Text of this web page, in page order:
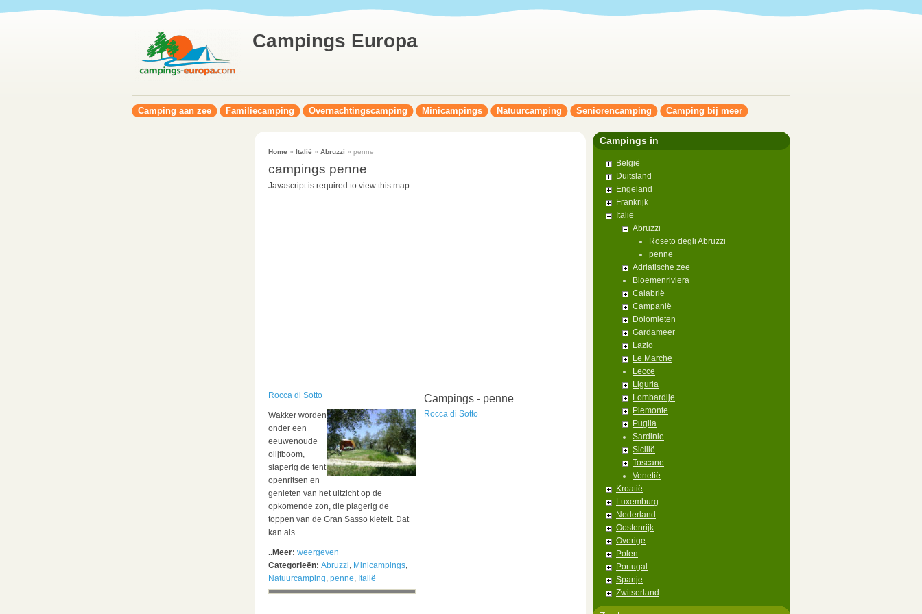
Campings Europa
Camping aan zee Familiecamping Overnachtingscamping Minicampings Natuurcamping Seniorencamping Camping bij meer
Home » Italië » Abruzzi » penne
campings penne
Javascript is required to view this map.
Rocca di Sotto
Wakker worden
onder een
eeuwenoude
olijfboom,
slaperig de tent
openritsen en
genieten van het uitzicht op de
opkomende zon, die plagerig de
toppen van de Gran Sasso kietelt. Dat
kan als
..Meer: weergeven
Categorieën: Abruzzi, Minicampings,
Natuurcamping, penne, Italië
Campings - penne
Rocca di Sotto
Campings in
België
Duitsland
Engeland
Frankrijk
Italië
Abruzzi
Roseto degli Abruzzi
penne
Adriatische zee
Bloemenriviera
Calabrië
Campanië
Dolomieten
Gardameer
Lazio
Le Marche
Lecce
Liguria
Lombardije
Piemonte
Puglia
Sardinie
Sicilië
Toscane
Venetië
Kroatië
Luxemburg
Nederland
Oostenrijk
Overige
Polen
Portugal
Spanje
Zwitserland